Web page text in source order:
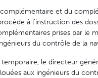
et du
à l'instruction des
prises par le
du contrôle de la
le directeur
aux ingénieurs du